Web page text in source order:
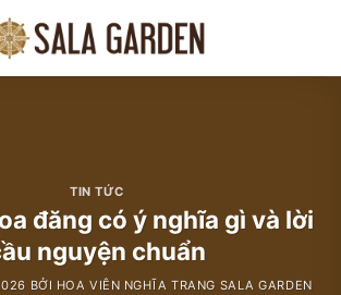
TIN TỨC
đăng có ý nghĩa gì và lời
nguyện chuẩn
BỞI HOA VIÊN NGHĨA TRANG SALA GARDEN